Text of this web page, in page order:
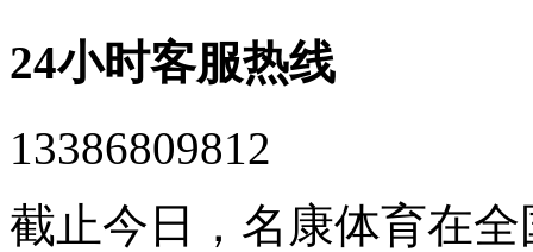
24小时客服热线
13386809812
截止今日，名康体育在